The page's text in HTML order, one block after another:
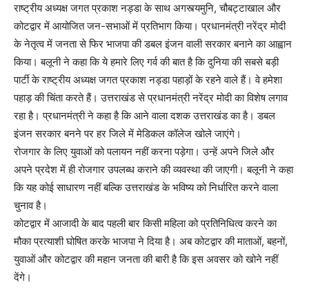
राष्ट्रीय अध्यक्ष जगत प्रकाश नड्डा के साथ अगस्त्यमुनि, चौबट्टाखाल और
कोटद्वार में आयोजित जन-सभाओं में प्रतिभाग किया। प्रधानमंत्री नरेंद्र मोदी
के नेतृत्व में जनता से फिर भाजपा की डबल इंजन वाली सरकार बनाने का आह्वान
किया। बलूनी ने कहा कि ये हमारे लिए गर्व की बात है कि दुनिया की सबसे बड़ी
पार्टी के राष्ट्रीय अध्यक्ष जगत प्रकाश नड्डा पहाड़ों के रहने वाले हैं। वे हमेशा
पहाड़ की चिंता करते हैं। उत्तराखंड से प्रधानमंत्री नरेंद्र मोदी का विशेष लगाव
रहा है। प्रधानमंत्री ने कहा है कि आने वाला दशक उत्तराखंड का है। डबल
इंजन सरकार बनने पर हर जिले में मेडिकल कॉलेज खोले जाएंगे।
रोजगार के लिए युवाओं को पलायन नहीं करना पड़ेगा। उन्हें अपने जिले और
अपने प्रदेश में ही रोजगार उपलब्ध कराने की व्यवस्था की जाएगी। बलूनी ने कहा
कि यह कोई साधारण नहीं बल्कि उत्तराखंड के भविष्य को निर्धारित करने वाला
चुनाव है।
कोटद्वार में आजादी के बाद पहली बार किसी महिला को प्रतिनिधित्व करने का
मौका प्रत्याशी घोषित करके भाजपा ने दिया है। अब कोटद्वार की माताओं, बहनों,
युवाओं और कोटद्वार की महान जनता की बारी है कि इस अवसर को खोने नहीं
देंगे।